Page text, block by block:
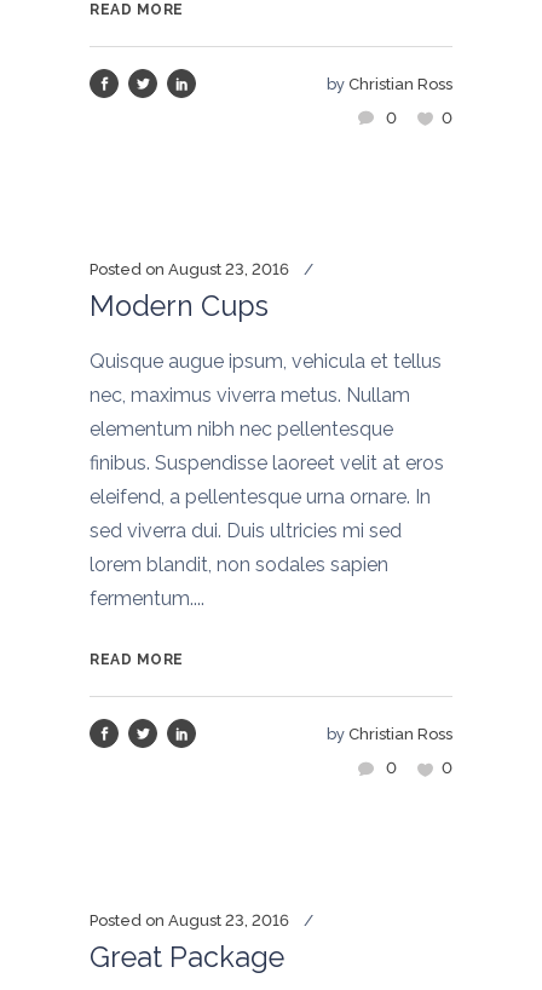
READ MORE
by Christian Ross
0
0
Posted on August 23, 2016
Modern Cups
Quisque augue ipsum, vehicula et tellus
nec, maximus viverra metus. Nullam
elementum nibh nec pellentesque
finibus. Suspendisse laoreet velit at eros
eleifend, a pellentesque urna ornare. In
sed viverra dui. Duis ultricies mi sed
lorem blandit, non sodales sapien
fermentum....
READ MORE
by Christian Ross
0
0
Posted on August 23, 2016
Great Package